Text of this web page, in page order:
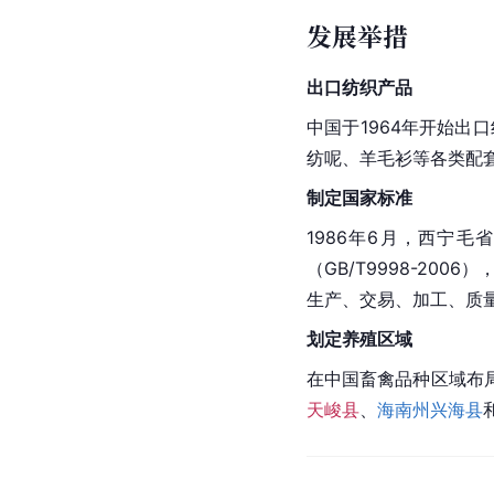
发展举措
出口纺织产品
中国于1964年开始出
纺呢、羊毛衫等各类配
制定国家标准
1986年6月，西宁毛
（GB/T9998-2006）
生产、交易、加工、质
划定养殖区域
在中国畜禽品种区域布
天峻县、 海南州 兴海县